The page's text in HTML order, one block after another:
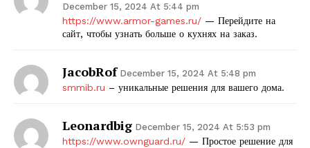
December 15, 2024 At 5:44 pm
https://www.armor-games.ru/ — Перейдите на
сайт, чтобы узнать больше о кухнях на заказ.
JacobRof December 15, 2024 At 5:48 pm
smmib.ru – уникальные решения для вашего дома.
Leonardbig December 15, 2024 At 5:53 pm
https://www.ownguard.ru/ — Простое решение для